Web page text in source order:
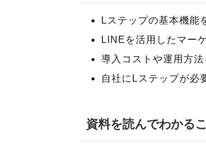
Lステップの基本機能
LINEを活用したマー
導入コストや運用方
自社にLステップが必
資料を読んでわかる